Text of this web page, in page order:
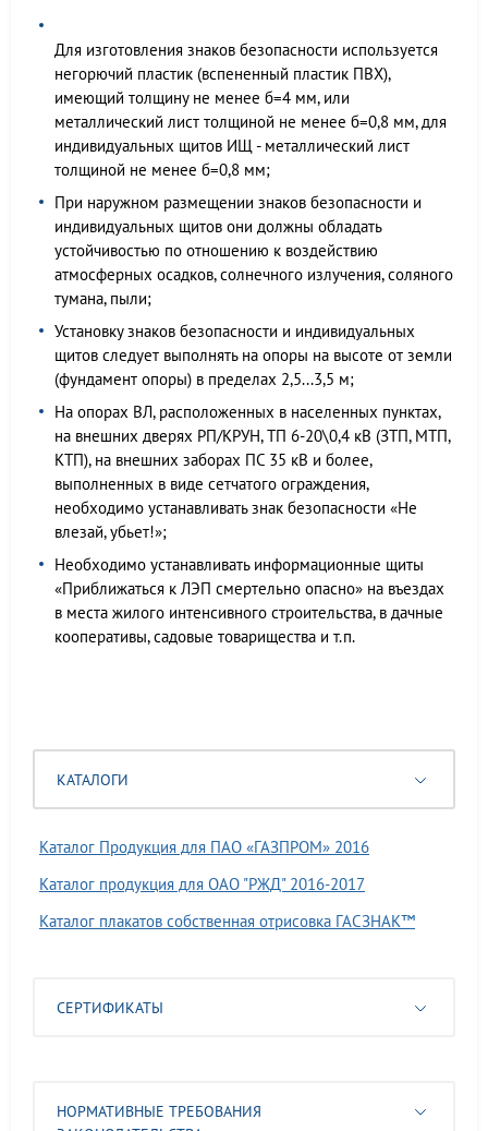
Для изготовления знаков безопасности используется
негорючий пластик (вспененный пластик ПВХ),
имеющий толщину не менее б=4 мм, или
металлический лист толщиной не менее б=0,8 мм, для
индивидуальных щитов ИЩ - металлический лист
толщиной не менее б=0,8 мм;
При наружном размещении знаков безопасности и
индивидуальных щитов они должны обладать
устойчивостью по отношению к воздействию
атмосферных осадков, солнечного излучения, соляного
тумана, пыли;
Установку знаков безопасности и индивидуальных
щитов следует выполнять на опоры на высоте от земли
(фундамент опоры) в пределах 2,5...3,5 м;
На опорах ВЛ, расположенных в населенных пунктах,
на внешних дверях РП/КРУН, ТП 6-20\0,4 кВ (ЗТП, МТП,
КТП), на внешних заборах ПС 35 кВ и более,
выполненных в виде сетчатого ограждения,
необходимо устанавливать знак безопасности «Не
влезай, убьет!»;
Необходимо устанавливать информационные щиты
«Приближаться к ЛЭП смертельно опасно» на въездах
в места жилого интенсивного строительства, в дачные
кооперативы, садовые товарищества и т.п.
КАТАЛОГИ
Каталог Продукция для ПАО «ГАЗПРОМ» 2016
Каталог продукция для ОАО "РЖД" 2016-2017
Каталог плакатов собственная отрисовка ГАСЗНАК™
СЕРТИФИКАТЫ
НОРМАТИВНЫЕ ТРЕБОВАНИЯ